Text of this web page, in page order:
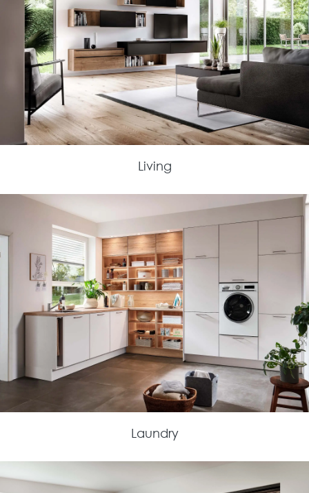
Living
Laundry